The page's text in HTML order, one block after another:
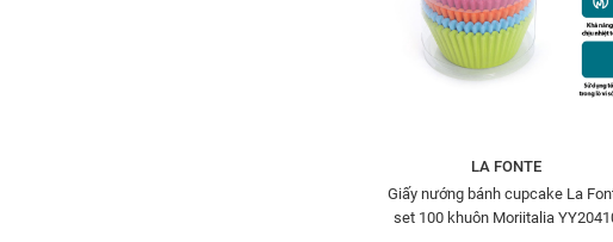
LA FONTE
Giấy nướng bánh cupcake La
set 100 khuôn Moriitalia